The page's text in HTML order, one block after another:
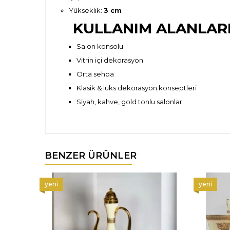
Yükseklik: 3 cm
KULLANIM
Salon konsolu
Vitrin içi dekorasyon
Orta sehpa
Klasik & lüks dekorasyon konseptleri
Siyah, kahve, gold tonlu salonlar
BENZER ÜRÜNLER
yeni yeni